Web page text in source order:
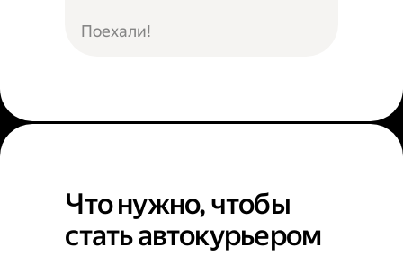
Поехали!
Что нужно, чтобы
стать автокурьером